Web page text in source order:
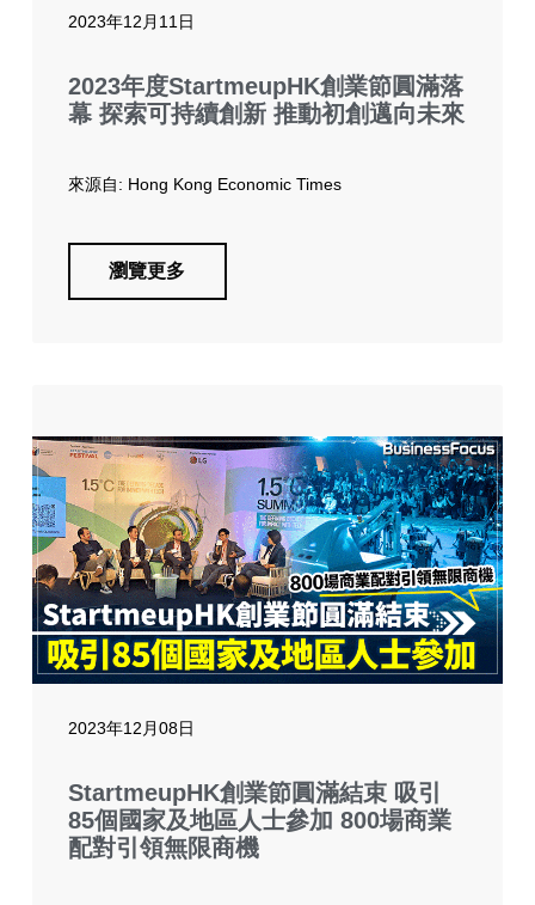
2023年12月11日
2023年度StartmeupHK創業節圓滿落
幕 探索可持續創新 推動初創邁向未來
來源自: Hong Kong Economic Times
瀏覽更多
2023年12月08日
StartmeupHK創業節圓滿結束 吸引
85個國家及地區人士參加 800場商業
配對引領無限商機